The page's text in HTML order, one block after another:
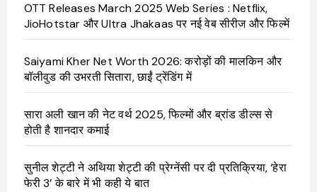
OTT Releases March 2025 Web Series : Netflix,
JioHotstar और Ultra Jhakaas पर नई वेब सीरीज और फिल्में
Saiyami Kher Net Worth 2026: करोड़ों की मालकिन और
बॉलीवुड की उभरती सितारा, छाईं ट्रेंडिंग में
सारा अली खान की नेट वर्थ 2025, फिल्मों और ब्रांड डील्स से
होती है शानदार कमाई
सुनील शेट्टी ने अथिया शेट्टी की प्रेग्नेंसी पर दी प्रतिक्रिया, ‘हेरा
फेरी 3’ के बारे में भी कही ये बात